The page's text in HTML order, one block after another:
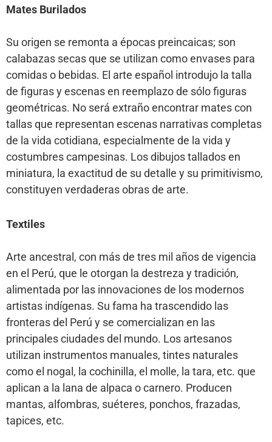
Mates Burilados
Su origen se remonta a épocas preincaicas; son
calabazas secas que se utilizan como envases para
comidas o bebidas. El arte español introdujo la talla
de figuras y escenas en reemplazo de sólo figuras
geométricas. No será extraño encontrar mates con
tallas que representan escenas narrativas completas
de la vida cotidiana, especialmente de la vida y
costumbres campesinas. Los dibujos tallados en
miniatura, la exactitud de su detalle y su primitivismo,
constituyen verdaderas obras de arte.
Textiles
Arte ancestral, con más de tres mil años de vigencia
en el Perú, que le otorgan la destreza y tradición,
alimentada por las innovaciones de los modernos
artistas indígenas. Su fama ha trascendido las
fronteras del Perú y se comercializan en las
principales ciudades del mundo. Los artesanos
utilizan instrumentos manuales, tintes naturales
como el nogal, la cochinilla, el molle, la tara, etc. que
aplican a la lana de alpaca o carnero. Producen
mantas, alfombras, suéteres, ponchos, frazadas,
tapices, etc.